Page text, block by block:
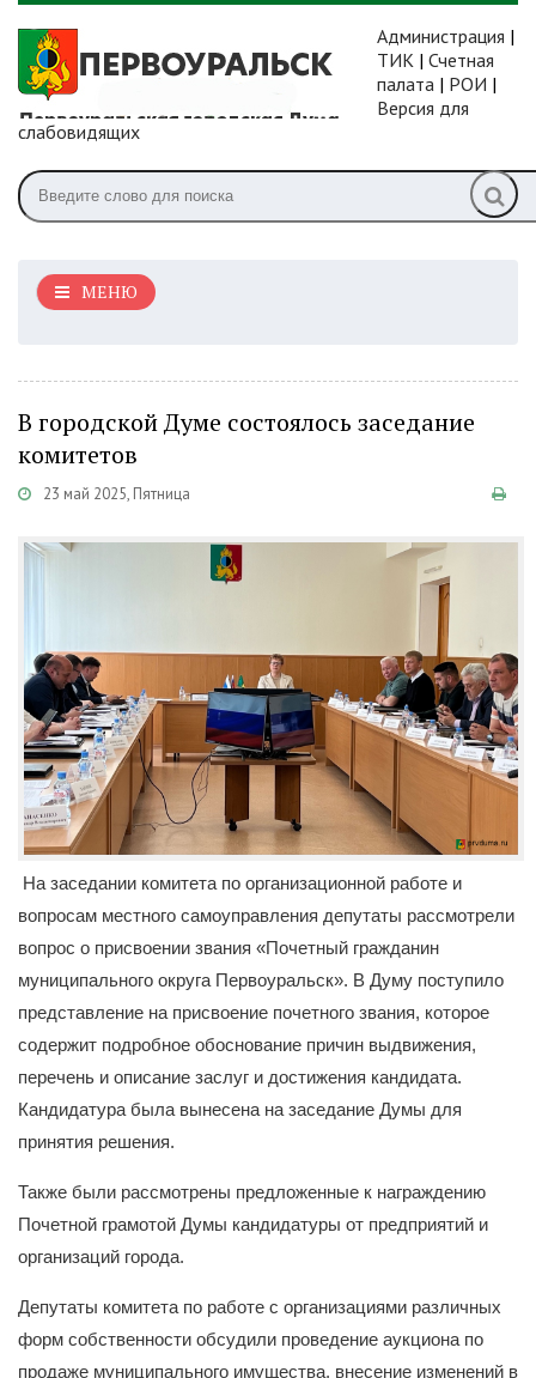
Администрация |
ТИК | Счетная
палата | РОИ |
Версия для
слабовидящих
МЕНЮ
В городской Думе состоялось заседание
комитетов
23 май 2025, Пятница
На заседании комитета по организационной работе и
вопросам местного самоуправления депутаты рассмотрели
вопрос о присвоении звания «Почетный гражданин
муниципального округа Первоуральск». В Думу поступило
представление на присвоение почетного звания, которое
содержит подробное обоснование причин выдвижения,
перечень и описание заслуг и достижения кандидата.
Кандидатура была вынесена на заседание Думы для
принятия решения.
Также были рассмотрены предложенные к награждению
Почетной грамотой Думы кандидатуры от предприятий и
организаций города.
Депутаты комитета по работе с организациями различных
форм собственности обсудили проведение аукциона по
продаже муниципального имущества, внесение изменений в